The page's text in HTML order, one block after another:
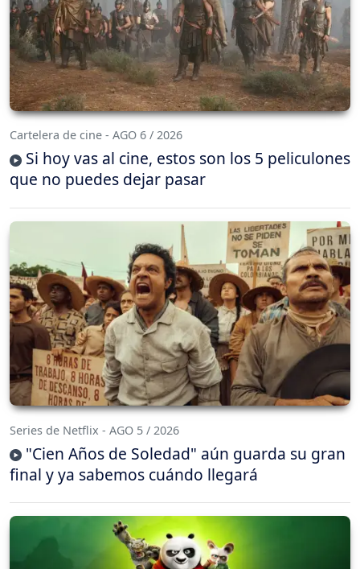
Cartelera de cine - AGO 6 / 2026
Si hoy vas al cine, estos son los 5 peliculones
que no puedes dejar pasar
Series de Netflix - AGO 5 / 2026
"Cien Años de Soledad" aún guarda su gran
final y ya sabemos cuándo llegará